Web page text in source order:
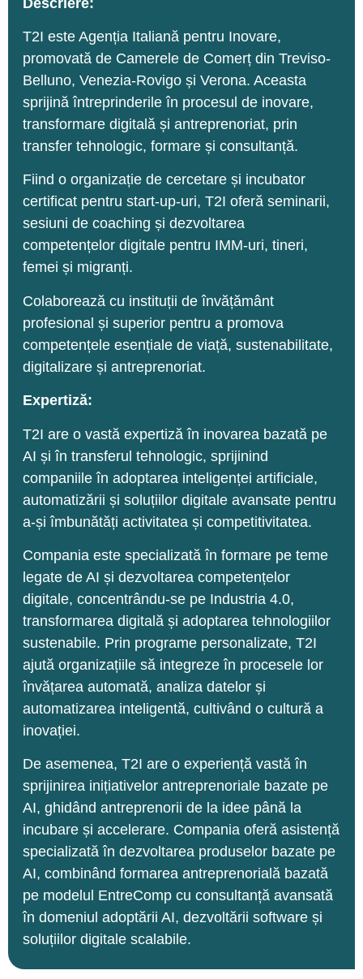
T2I este Agenția Italiană pentru Inovare,
promovată de Camerele de Comerț din Treviso-
Belluno, Venezia-Rovigo și Verona. Aceasta
sprijină întreprinderile în procesul de inovare,
transformare digitală și antreprenoriat, prin
transfer tehnologic, formare și consultanță.
Fiind o organizație de cercetare și incubator
certificat pentru start-up-uri, T2I oferă seminarii,
sesiuni de coaching și dezvoltarea
competențelor digitale pentru IMM-uri, tineri,
femei și migranți.
Colaborează cu instituții de învățământ
profesional și superior pentru a promova
competențele esențiale de viață, sustenabilitate,
digitalizare și antreprenoriat.
Expertiză:
T2I are o vastă expertiză în inovarea bazată pe
AI și în transferul tehnologic, sprijinind
companiile în adoptarea inteligenței artificiale,
automatizării și soluțiilor digitale avansate pentru
a-și îmbunătăți activitatea și competitivitatea.
Compania este specializată în formare pe teme
legate de AI și dezvoltarea competențelor
digitale, concentrându-se pe Industria 4.0,
transformarea digitală și adoptarea tehnologiilor
sustenabile. Prin programe personalizate, T2I
ajută organizațiile să integreze în procesele lor
învățarea automată, analiza datelor și
automatizarea inteligentă, cultivând o cultură a
inovației.
De asemenea, T2I are o experiență vastă în
sprijinirea inițiativelor antreprenoriale bazate pe
AI, ghidând antreprenorii de la idee până la
incubare și accelerare. Compania oferă asistență
specializată în dezvoltarea produselor bazate pe
AI, combinând formarea antreprenorială bazată
pe modelul EntreComp cu consultanță avansată
în domeniul adoptării AI, dezvoltării software și
soluțiilor digitale scalabile.